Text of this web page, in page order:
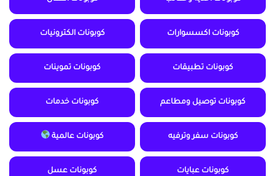
كوبونات اكسسوارات كوبونات الكترونيات
كوبونات تطبيقات كوبونات تموينات
كوبونات توصيل ومطاعم كوبونات خدمات
كوبونات سفر وترفيه كوبونات عالمية
كوبونات عبايات كوبونات عسل